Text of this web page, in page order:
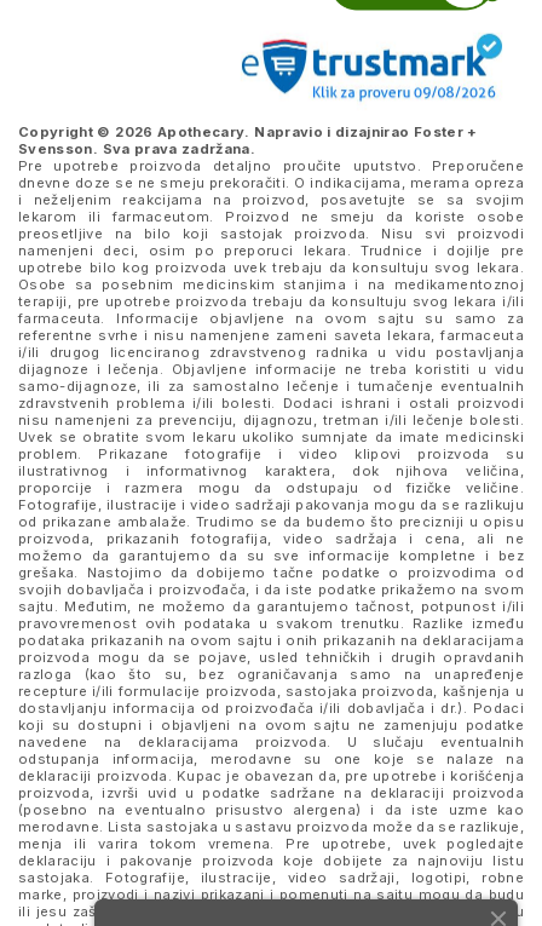
Copyright © 2026 Apothecary. Napravio i dizajnirao Foster +
Svensson. Sva prava zadržana.
Pre upotrebe proizvoda detaljno proučite uputstvo. Preporučene
dnevne doze se ne smeju prekoračiti. O indikacijama, merama opreza
i neželjenim reakcijama na proizvod, posavetujte se sa svojim
lekarom ili farmaceutom. Proizvod ne smeju da koriste osobe
preosetljive na bilo koji sastojak proizvoda. Nisu svi proizvodi
namenjeni deci, osim po preporuci lekara. Trudnice i dojilje pre
upotrebe bilo kog proizvoda uvek trebaju da konsultuju svog lekara.
Osobe sa posebnim medicinskim stanjima i na medikamentoznoj
terapiji, pre upotrebe proizvoda trebaju da konsultuju svog lekara i/ili
farmaceuta. Informacije objavljene na ovom sajtu su samo za
referentne svrhe i nisu namenjene zameni saveta lekara, farmaceuta
i/ili drugog licenciranog zdravstvenog radnika u vidu postavljanja
dijagnoze i lečenja. Objavljene informacije ne treba koristiti u vidu
samo-dijagnoze, ili za samostalno lečenje i tumačenje eventualnih
zdravstvenih problema i/ili bolesti. Dodaci ishrani i ostali proizvodi
nisu namenjeni za prevenciju, dijagnozu, tretman i/ili lečenje bolesti.
Uvek se obratite svom lekaru ukoliko sumnjate da imate medicinski
problem. Prikazane fotografije i video klipovi proizvoda su
ilustrativnog i informativnog karaktera, dok njihova veličina,
proporcije i razmera mogu da odstupaju od fizičke veličine.
Fotografije, ilustracije i video sadržaji pakovanja mogu da se razlikuju
od prikazane ambalaže. Trudimo se da budemo što precizniji u opisu
proizvoda, prikazanih fotografija, video sadržaja i cena, ali ne
možemo da garantujemo da su sve informacije kompletne i bez
grešaka. Nastojimo da dobijemo tačne podatke o proizvodima od
svojih dobavljača i proizvođača, i da iste podatke prikažemo na svom
sajtu. Međutim, ne možemo da garantujemo tačnost, potpunost i/ili
pravovremenost ovih podataka u svakom trenutku. Razlike između
podataka prikazanih na ovom sajtu i onih prikazanih na deklaracijama
proizvoda mogu da se pojave, usled tehničkih i drugih opravdanih
razloga (kao što su, bez ograničavanja samo na unapređenje
recepture i/ili formulacije proizvoda, sastojaka proizvoda, kašnjenja u
dostavljanju informacija od proizvođača i/ili dobavljača i dr.). Podaci
koji su dostupni i objavljeni na ovom sajtu ne zamenjuju podatke
navedene na deklaracijama proizvoda. U slučaju eventualnih
odstupanja informacija, merodavne su one koje se nalaze na
deklaraciji proizvoda. Kupac je obavezan da, pre upotrebe i korišćenja
proizvoda, izvrši uvid u podatke sadržane na deklaraciji proizvoda
(posebno na eventualno prisustvo alergena) i da iste uzme kao
merodavne. Lista sastojaka u sastavu proizvoda može da se razlikuje,
menja ili varira tokom vremena. Pre upotrebe, uvek pogledajte
deklaraciju i pakovanje proizvoda koje dobijete za najnoviju listu
sastojaka. Fotografije, ilustracije, video sadržaji, logotipi, robne
marke, proizvodi i nazivi prikazani i pomenuti na sajtu mogu da budu
ili jesu zaštitni znaci njihovih kompanija. Proizvodi prikazani na sajtu